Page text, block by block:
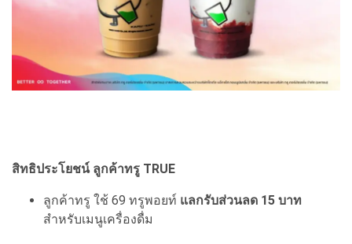
สิทธิประโยชน์ ลูกค้าทรู TRUE
ลูกค้าทรู ใช้ 69 ทรูพอยท์ แลกรับส่วนลด 15 บาท
สำหรับเมนูเครื่องดื่ม